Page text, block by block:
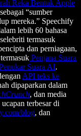
Reka Bentuk Apple
“sumber
mereka.” Speechify
lebih 60 bahasa
termasuk
dan perniagaan,
Penjana Suara
Suara AI.
API teks ke
dipaparkan dalam
, dan media
terbesar di
blog, dan